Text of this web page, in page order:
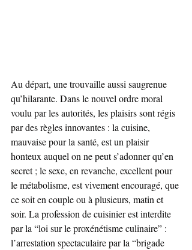
Au départ, une trouvaille aussi saugrenue
qu’hilarante. Dans le nouvel ordre moral
voulu par les autorités, les plaisirs sont régis
par des règles innovantes : la cuisine,
mauvaise pour la santé, est un plaisir
honteux auquel on ne peut s’adonner qu’en
secret ; le sexe, en revanche, excellent pour
le métabolisme, est vivement encouragé, que
ce soit en couple ou à plusieurs, matin et
soir. La profession de cuisinier est interdite
par la “loi sur le proxénétisme culinaire” :
l’arrestation spectaculaire par la “brigade